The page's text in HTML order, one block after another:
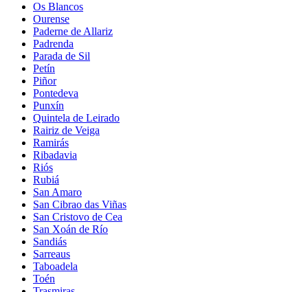
Os Blancos
Ourense
Paderne de Allariz
Padrenda
Parada de Sil
Petín
Piñor
Pontedeva
Punxín
Quintela de Leirado
Rairiz de Veiga
Ramirás
Ribadavia
Riós
Rubiá
San Amaro
San Cibrao das Viñas
San Cristovo de Cea
San Xoán de Río
Sandiás
Sarreaus
Taboadela
Toén